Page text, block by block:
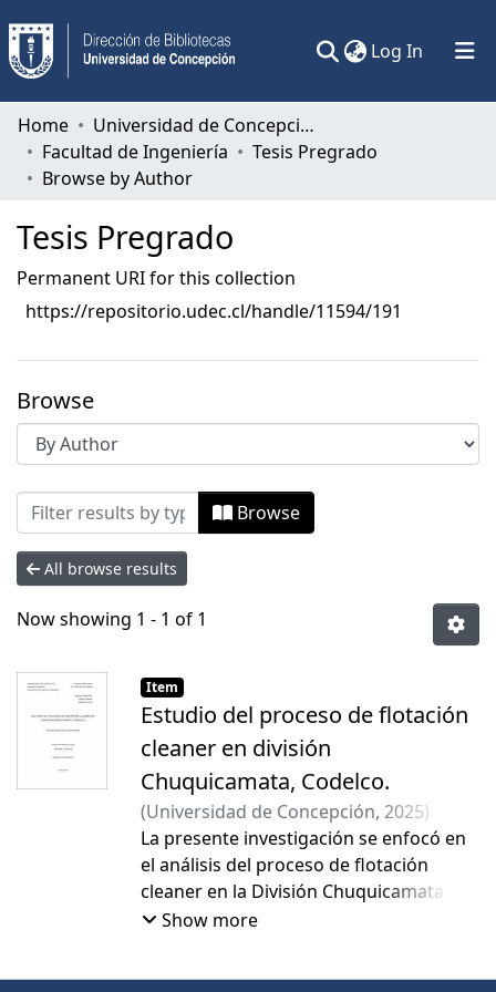
Log In (current)
Communities & Collections
All of DSpace
Home
Universidad de Concepción
Facultad de Ingeniería
Tesis Pregrado
Browse by Author
Tesis Pregrado
Permanent URI for this collection
https://repositorio.udec.cl/handle/11594/191
Browse
Browsing Tesis Pregrado by Author
Browse
All browse results
Now showing 1 - 1 of 1
Item
Estudio del proceso de flotación
cleaner en división
Chuquicamata, Codelco.
(Universidad de Concepción, 2025)
Acuña Cares, Matías Ignacio;Ramírez
Madrid, Andrés David
La presente investigación se enfocó en
el análisis del proceso de flotación
cleaner en la División Chuquicamata de
CODELCO, con el objetivo principal de
Show more